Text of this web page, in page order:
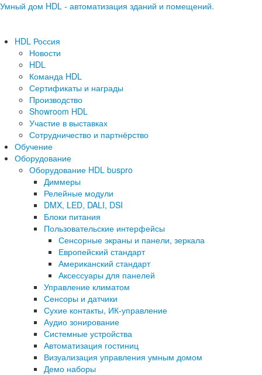
Умный дом HDL - автоматизация зданий и помещений.
HDL Россия
Новости
HDL
Команда HDL
Сертификаты и награды
Производство
Showroom HDL
Участие в выставках
Сотрудничество и партнёрство
Обучение
Оборудование
Оборудование HDL buspro
Диммеры
Релейные модули
DMX, LED, DALI, DSI
Блоки питания
Пользовательские интерфейсы
Сенсорные экраны и панели, зеркала
Европейский стандарт
Американский стандарт
Аксессуары для панелей
Управление климатом
Сенсоры и датчики
Сухие контакты, ИК-управление
Аудио зонирование
Системные устройства
Автоматизация гостиниц
Визуализация управления умным домом
Демо наборы